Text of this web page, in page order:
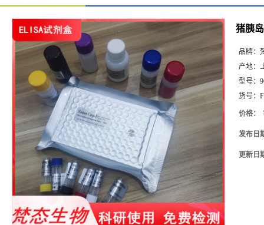
猪胰
品牌：
产地：
型号：
货号：
价格：
发布日
更新日